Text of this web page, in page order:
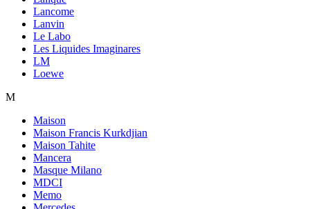
Lancome
Lanvin
Le Labo
Les Liquides Imaginares
LM
Loewe
M
Maison
Maison Francis Kurkdjian
Maison Tahite
Mancera
Masque Milano
MDCI
Memo